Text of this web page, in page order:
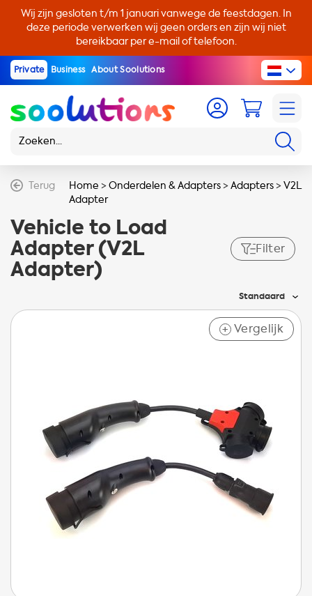
Wij zijn gesloten t/m 1 januari vanwege de feestdagen. In
deze periode verwerken wij geen orders en zijn wij niet
bereikbaar per e-mail of telefoon.
Private Business About Soolutions
Terug Home >Onderdelen & Adapters>Adapters>V2L
Adapter
Vehicle to Load
Adapter (V2L
Adapter)
Filter
Standaard
+ Vergelijk